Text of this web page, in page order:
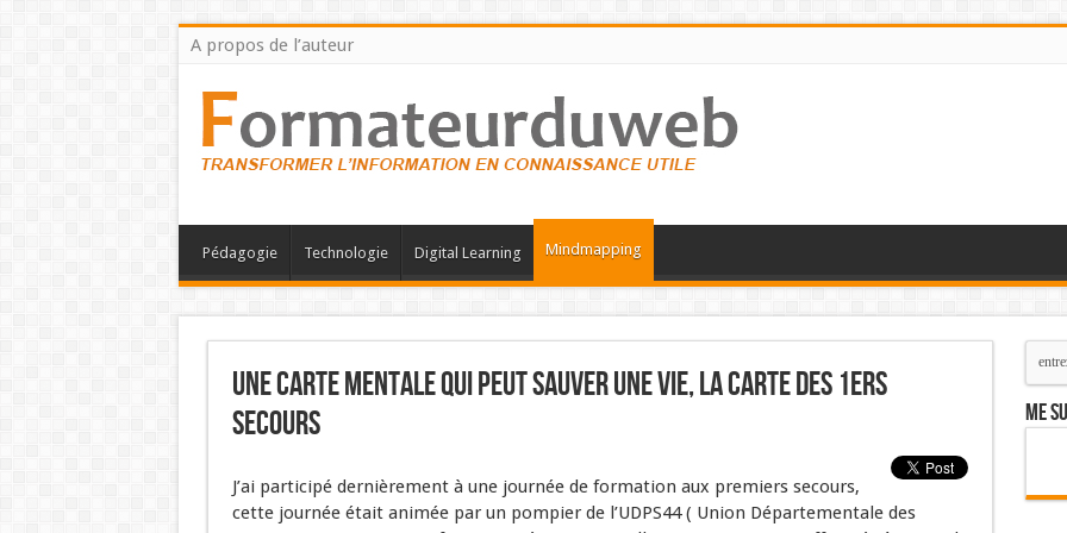
A propos de l’auteur
Pédagogie Technologie Digital Learning Mindmapping
Une carte mentale qui peut sauver une vie, la carte des 1ers
secours
J’ai participé dernièrement à une journée de formation aux premiers secours,
cette journée était animée par un pompier de l’UDPS44 ( Union Départementale des
Me